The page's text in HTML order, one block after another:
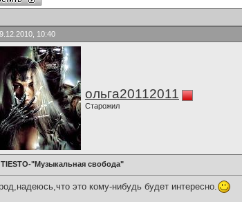
10:40
ольга20112011
Старожил
TIESTO-"Музыкальная свобода"
это кому-нибудь будет интересно.